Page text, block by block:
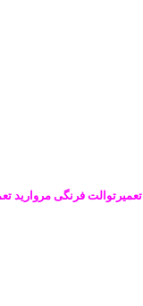
تعمیرتوالت فرنگی مروارید